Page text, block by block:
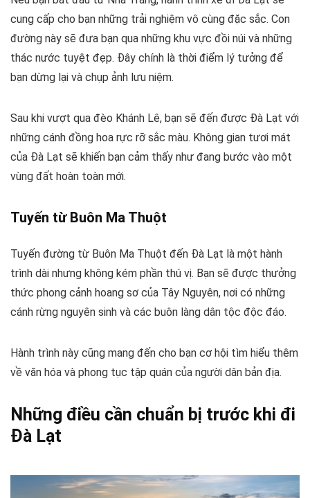
cung cấp cho bạn những trải nghiệm vô cùng đặc sắc. Con
đường này sẽ đưa bạn qua những khu vực đồi núi và những
thác nước tuyệt đẹp. Đây chính là thời điểm lý tưởng để
bạn dừng lại và chụp ảnh lưu niệm.
Sau khi vượt qua đèo Khánh Lê, bạn sẽ đến được Đà Lạt với
những cánh đồng hoa rực rỡ sắc màu. Không gian tươi mát
của Đà Lạt sẽ khiến bạn cảm thấy như đang bước vào một
vùng đất hoàn toàn mới.
Tuyến từ Buôn Ma Thuột
Tuyến đường từ Buôn Ma Thuột đến Đà Lạt là một hành
trình dài nhưng không kém phần thú vị. Bạn sẽ được thưởng
thức phong cảnh hoang sơ của Tây Nguyên, nơi có những
cánh rừng nguyên sinh và các buôn làng dân tộc độc đáo.
Hành trình này cũng mang đến cho bạn cơ hội tìm hiểu thêm
về văn hóa và phong tục tập quán của người dân bản địa.
Những điều cần chuẩn bị trước khi đi
Đà Lạt